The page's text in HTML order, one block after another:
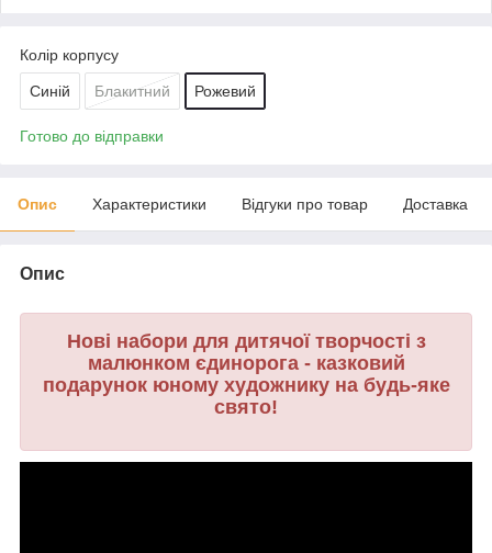
Колір корпусу
Синій Блакитний Рожевий
Готово до відправки
Опис Характеристики Відгуки про товар Доставка
Опис
Нові набори для дитячої творчості з
малюнком єдинорога - казковий
подарунок юному художнику на будь-яке
свято!